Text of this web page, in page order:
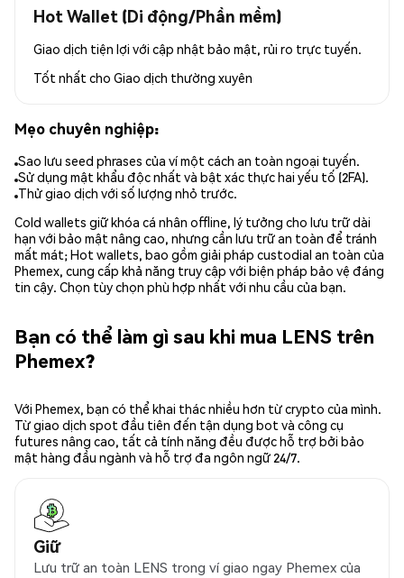
Hot Wallet (Di động/Phần mềm)
Giao dịch tiện lợi với cập nhật bảo mật, rủi ro trực tuyến.
Tốt nhất cho Giao dịch thường xuyên
Mẹo chuyên nghiệp:
Sao lưu seed phrases của ví một cách an toàn ngoại tuyến.
Sử dụng mật khẩu độc nhất và bật xác thực hai yếu tố (2FA).
Thử giao dịch với số lượng nhỏ trước.
Cold wallets giữ khóa cá nhân offline, lý tưởng cho lưu trữ dài
hạn với bảo mật nâng cao, nhưng cần lưu trữ an toàn để tránh
mất mát; Hot wallets, bao gồm giải pháp custodial an toàn của
Phemex, cung cấp khả năng truy cập với biện pháp bảo vệ đáng
tin cậy. Chọn tùy chọn phù hợp nhất với nhu cầu của bạn.
Bạn có thể làm gì sau khi mua LENS trên
Phemex?
Với Phemex, bạn có thể khai thác nhiều hơn từ crypto của mình.
Từ giao dịch spot đầu tiên đến tận dụng bot và công cụ
futures nâng cao, tất cả tính năng đều được hỗ trợ bởi bảo
mật hàng đầu ngành và hỗ trợ đa ngôn ngữ 24/7.
Giữ
Lưu trữ an toàn LENS trong ví giao ngay Phemex của